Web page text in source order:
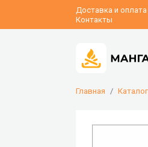
Доставка и оплата
Контакты
Главная